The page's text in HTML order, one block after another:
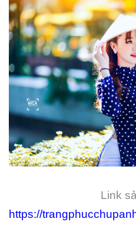
Link
https://